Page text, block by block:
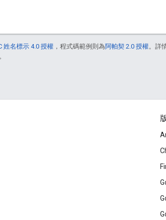
姓名標示 4.0 授權 ，程式碼範例則為阿帕契 2.0 授權。詳